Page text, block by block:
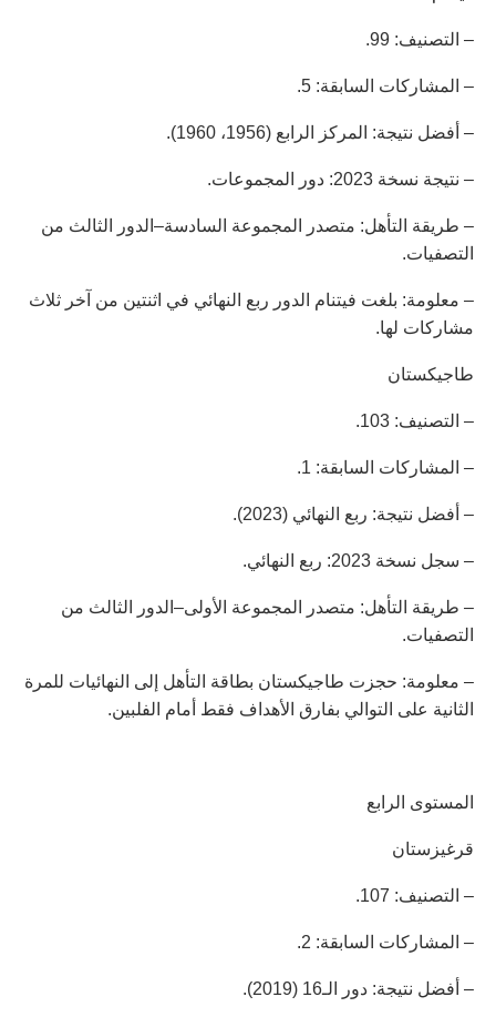
– التصنيف: 99.
– المشاركات السابقة: 5.
– أفضل نتيجة: المركز الرابع (1956، 1960).
– نتيجة نسخة 2023: دور المجموعات.
– طريقة التأهل: متصدر المجموعة السادسة–الدور الثالث من
التصفيات.
– معلومة: بلغت فيتنام الدور ربع النهائي في اثنتين من آخر ثلاث
مشاركات لها.
طاجيكستان
– التصنيف: 103.
– المشاركات السابقة: 1.
– أفضل نتيجة: ربع النهائي (2023).
– سجل نسخة 2023: ربع النهائي.
– طريقة التأهل: متصدر المجموعة الأولى–الدور الثالث من
التصفيات.
– معلومة: حجزت طاجيكستان بطاقة التأهل إلى النهائيات للمرة
الثانية على التوالي بفارق الأهداف فقط أمام الفلبين.
المستوى الرابع
قرغيزستان
– التصنيف: 107.
– المشاركات السابقة: 2.
– أفضل نتيجة: دور الـ16 (2019).